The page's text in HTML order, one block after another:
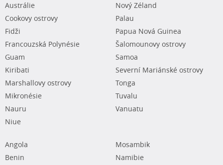
Austrálie
Cookovy ostrovy
Fidži
Francouzská Polynésie
Guam
Kiribati
Marshallovy ostrovy
Mikronésie
Nauru
Niue
Nový Zéland
Palau
Papua Nová Guinea
Šalomounovy ostrovy
Samoa
Severní Mariánské ostrovy
Tonga
Tuvalu
Vanuatu
Angola
Benin
Mosambik
Namibie